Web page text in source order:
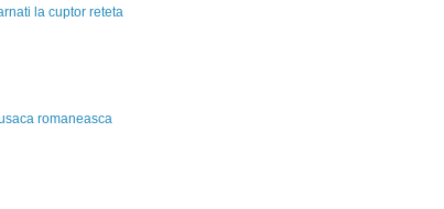
la cuptor reteta
romaneasca